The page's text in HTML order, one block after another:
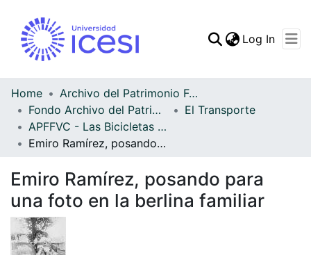
Statistics
Log In
Home
Archivo del Patrimonio Fotográfico y Fílmico del Valle del Cauca
Fondo Archivo del Patrimonio Fotográfico y Fílmico del Valle del Cauca
El Transporte
APFFVC - Las Bicicletas y Ca - Patrimonial
Emiro Ramírez, posando para una foto en la berlina familiar
Emiro Ramírez, posando para
una foto en la berlina familiar